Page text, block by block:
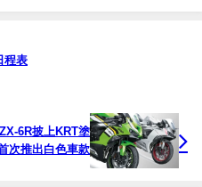
程表
6R披上KRT塗
次推出白色車款